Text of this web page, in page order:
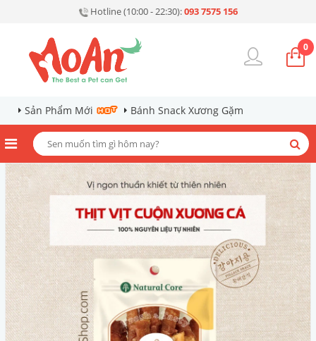
Hotline (10:00 - 22:30):093 7575 156
0
Sản Phẩm Mới Bánh Snack Xương Gặm